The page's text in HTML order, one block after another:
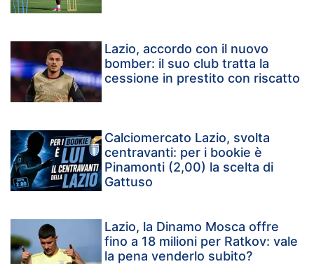
Lazio, accordo con il nuovo
bomber: il suo club tratta la
cessione in prestito con riscatto
Calciomercato Lazio, svolta
centravanti: per i bookie è
Pinamonti (2,00) la scelta di
Gattuso
Lazio, la Dinamo Mosca offre
fino a 18 milioni per Ratkov: vale
la pena venderlo subito?